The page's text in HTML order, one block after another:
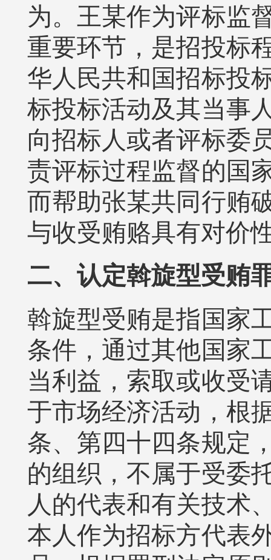
为。王某作为评标监
重要环节，是招投标
华人民共和国招标投
标投标活动及其当事
向招标人或者评标委
责评标过程监督的国
而帮助张某共同行贿
与收受贿赂具有对价
二、认定斡旋型受贿
斡旋型受贿是指国家
条件，通过其他国家
当利益，索取或收受
于市场经济活动，根
条、第四十四条规定
的组织，不属于受委
人的代表和有关技术
本人作为招标方代表